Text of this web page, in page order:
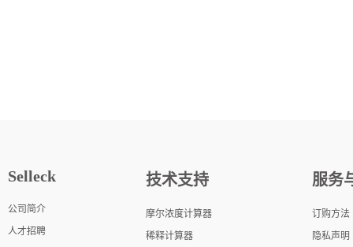
Selleck
公司简介
人才招聘
技术支持
摩尔浓度计算器
稀释计算器
服务
订购方法
隐私声明